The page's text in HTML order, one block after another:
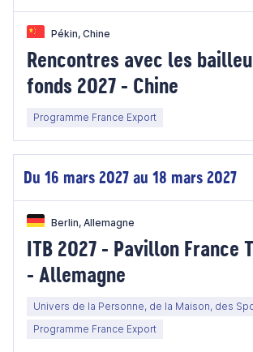
Pékin, Chine
Rencontres avec les
fonds 2027 - Chine
Programme France Export
Du 16 mars 2027 au 18 mars 2027
Berlin, Allemagne
ITB 2027 - Pavillon France
- Allemagne
Univers de la Personne, de la Maison, des
Programme France Export